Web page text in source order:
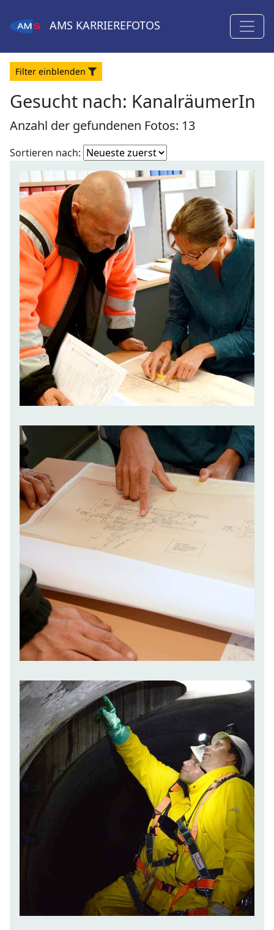
AMS KARRIEREFOTOS
Filter einblenden
Gesucht nach: KanalräumerIn
Anzahl der gefundenen Fotos: 13
Sortieren nach: